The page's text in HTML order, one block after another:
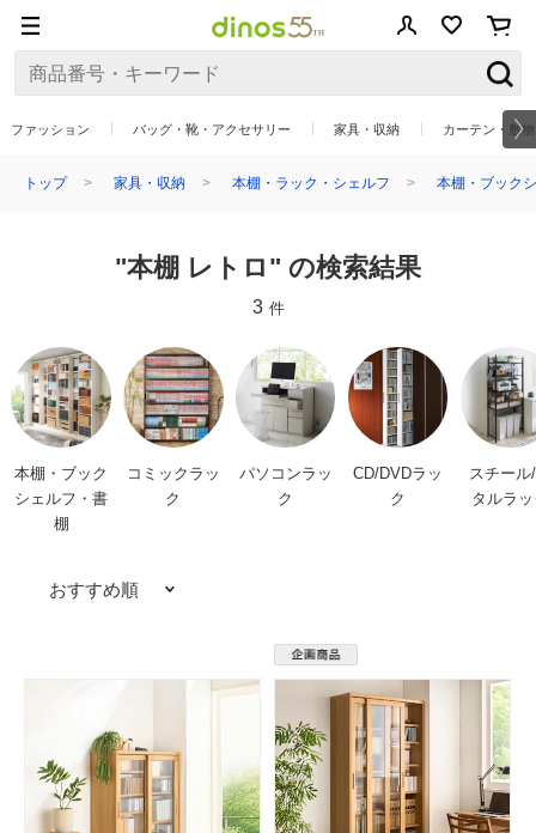
ファッション バッグ・靴・アクセサリー 家具・収納 カーテン・敷
トップ 家具・収納 本棚・ラック・シェルフ 本棚・ブック
"本棚 レトロ" の検索結果
3 件
本棚・ブック
シェルフ・書
棚
コミックラッ
ク
パソコンラッ
ク
CD/DVDラッ
ク
スチール
タルラ
おすすめ順